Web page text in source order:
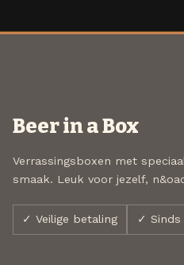
Beer in a Box
Verrassingsboxen met
smaak. Leuk voor jezelf,
✓ Veilige betaling ✓ Sinds